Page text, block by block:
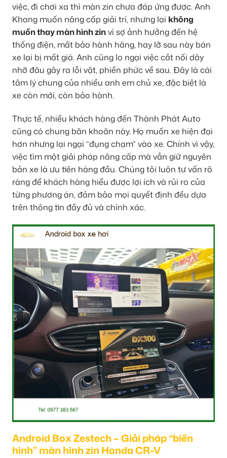
việc, đi chơi xa thì màn zin chưa đáp ứng được. Anh
Khang muốn nâng cấp giải trí, nhưng lại không
muốn thay màn hình zinvì sợ ảnh hưởng đến hệ
thống điện, mất bảo hành hãng, hay lỡ sau này bán
xe lại bị mất giá. Anh cũng lo ngại việc cắt nối dây
nhỡ đâu gây ra lỗi vặt, phiền phức về sau. Đây là cái
tâm lý chung của nhiều anh em chủ xe, đặc biệt là
xe còn mới, còn bảo hành.
Thực tế, nhiều khách hàng đến Thành Phát Auto
cũng có chung băn khoăn này. Họ muốn xe hiện đại
hơn nhưng lại ngại “đụng chạm” vào xe. Chính vì vậy,
việc tìm một giải pháp nâng cấp mà vẫn giữ nguyên
bản xe là ưu tiên hàng đầu. Chúng tôi luôn tư vấn rõ
ràng để khách hàng hiểu được lợi ích và rủi ro của
từng phương án, đảm bảo mọi quyết định đều dựa
trên thông tin đầy đủ và chính xác.
Android Box Zestech – Giải pháp “biến
hình” màn hình zin Honda CR-V